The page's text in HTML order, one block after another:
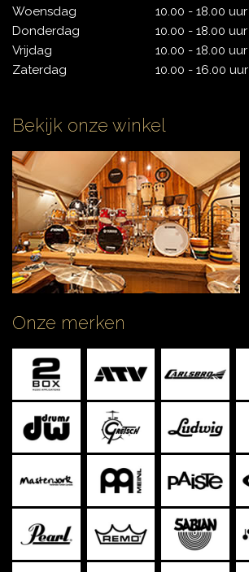
Woensdag
Donderdag
Vrijdag
Zaterdag
10.00 - 18.00 uur
10.00 - 18.00 uur
10.00 - 18.00 uur
10.00 - 16.00 uur
Bekijk onze winkel
Onze merken